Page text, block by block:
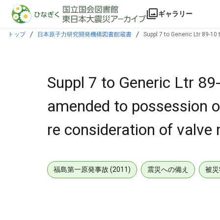
本文に飛ぶ
ギャラリー
トップ 日本原子力研究開発機構図書館蔵書 Suppl 7 to Generic Ltr 89-
Suppl 7 to Generic Ltr
amended to possession
re consideration of valve
福島第一原発事故 (2011) 震災への備え 被災